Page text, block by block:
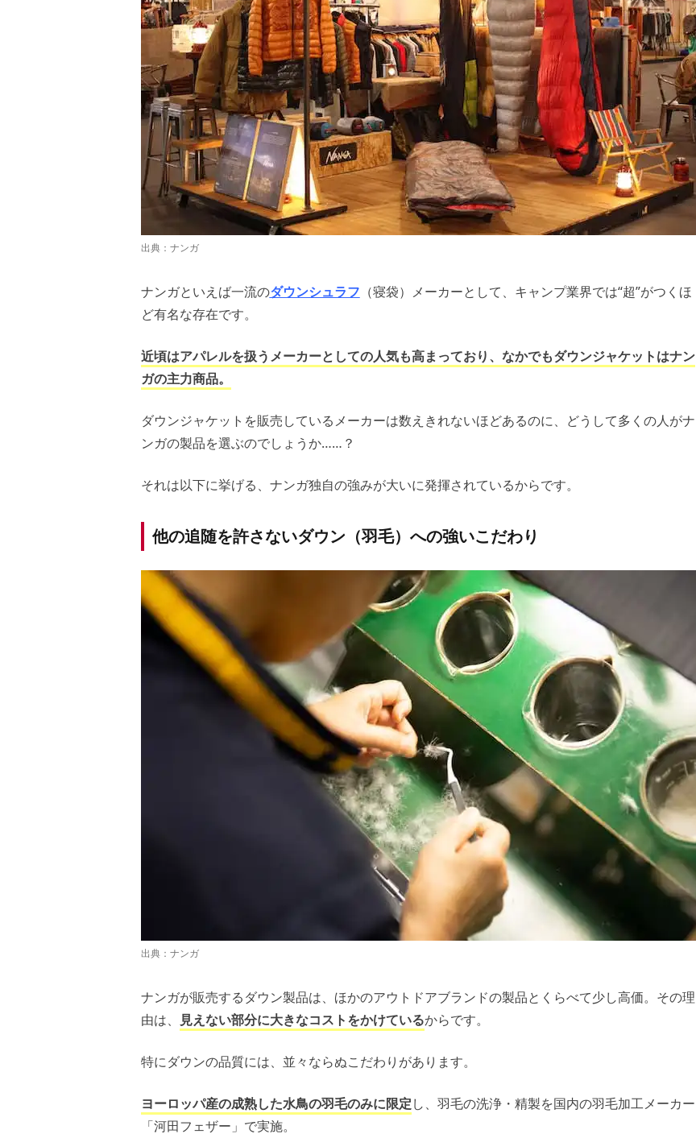
出典： ナンガ
ナンガといえば一流のダウンシュラフ （寝袋）メーカーとして、キャンプ業界では“超”がつくほ
ど有名な存在です。
近頃はアパレルを扱うメーカーとしての人気も高まっており、なかでもダウンジャケットはナン
ガの主力商品。
ダウンジャケットを販売しているメーカーは数えきれないほどあるのに、どうして多くの人がナ
ンガの製品を選ぶのでしょうか……？
それは以下に挙げる、ナンガ独自の強みが大いに発揮されているからです。
他の追随を許さないダウン（羽毛）への強いこだわり
出典： ナンガ
ナンガが販売するダウン製品は、ほかのアウトドアブランドの製品とくらべて少し高価。その理
由は、
見えない部分に大きなコストをかけているからです。
特にダウンの品質には、並々ならぬこだわりがあります。
ヨーロッパ産の成熟した水鳥の羽毛のみに限定し、羽毛の洗浄・精製を国内の羽毛加工メーカー
「河田フェザー」で実施。